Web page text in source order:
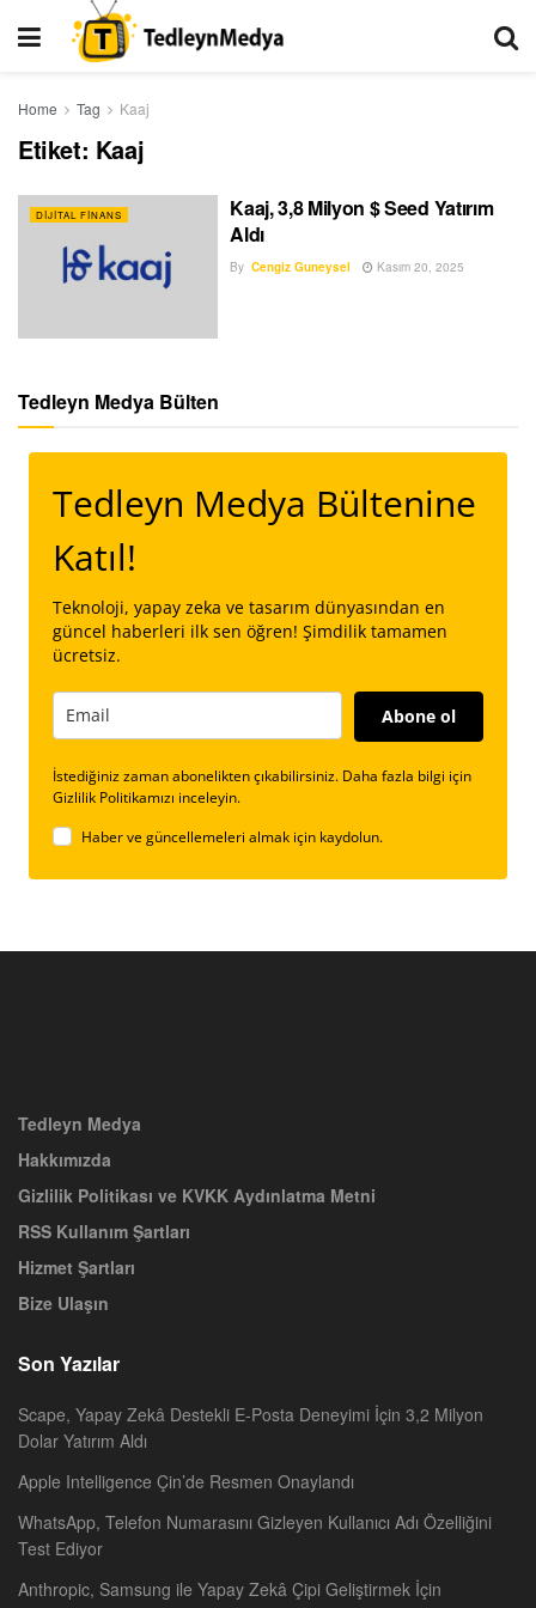
Home Tag Kaaj
Etiket: Kaaj
DIJITAL FINANS
Kaaj, 3,8 Milyon $ Seed Yatırım
Aldı
By Cengiz Guneysel Kasım 20, 2025
Tedleyn Medya Bülten
Tedleyn Medya Bültenine
Katıl!
Teknoloji, yapay zeka ve tasarım dünyasından en
güncel haberleri ilk sen öğren! Şimdilik tamamen
ücretsiz.
Abone ol
İstediğiniz zaman abonelikten çıkabilirsiniz. Daha fazla bilgi için
Gizlilik Politikamızı inceleyin.
Haber ve güncellemeleri almak için kaydolun.
Tedleyn Medya
Hakkımızda
Gizlilik Politikası ve KVKK Aydınlatma Metni
RSS Kullanım Şartları
Hizmet Şartları
Bize Ulaşın
Son Yazılar
Scape, Yapay Zekâ Destekli E-Posta Deneyimi İçin 3,2 Milyon
Dolar Yatırım Aldı
Apple Intelligence Çin’de Resmen Onaylandı
WhatsApp, Telefon Numarasını Gizleyen Kullanıcı Adı Özelliğini
Test Ediyor
Anthropic, Samsung ile Yapay Zekâ Çipi Geliştirmek İçin